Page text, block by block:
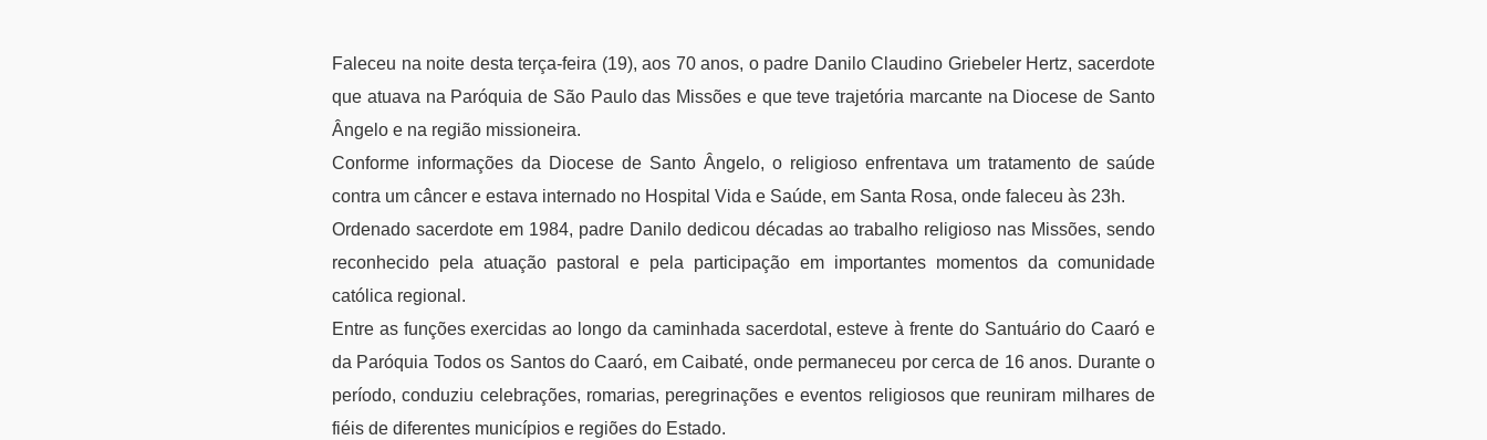
Faleceu na noite desta terça-feira (19), aos 70 anos, o padre Danilo Claudino Griebeler Hertz, sacerdote
que atuava na Paróquia de São Paulo das Missões e que teve trajetória marcante na Diocese de Santo
Ângelo e na região missioneira.
Conforme informações da Diocese de Santo Ângelo, o religioso enfrentava um tratamento de saúde
contra um câncer e estava internado no Hospital Vida e Saúde, em Santa Rosa, onde faleceu às 23h.
Ordenado sacerdote em 1984, padre Danilo dedicou décadas ao trabalho religioso nas Missões, sendo
reconhecido pela atuação pastoral e pela participação em importantes momentos da comunidade
católica regional.
Entre as funções exercidas ao longo da caminhada sacerdotal, esteve à frente do Santuário do Caaró e
da Paróquia Todos os Santos do Caaró, em Caibaté, onde permaneceu por cerca de 16 anos. Durante o
período, conduziu celebrações, romarias, peregrinações e eventos religiosos que reuniram milhares de
fiéis de diferentes municípios e regiões do Estado.